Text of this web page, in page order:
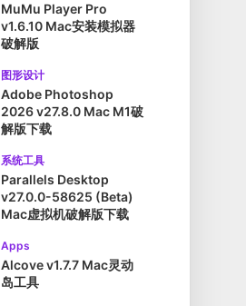
MuMu Player Pro
v1.6.10 Mac安装模拟器
破解版
图形设计
Adobe Photoshop
2026 v27.8.0 Mac M1破
解版下载
系统工具
Parallels Desktop
v27.0.0-58625 (Beta)
Mac虚拟机破解版下载
Apps
Alcove v1.7.7 Mac灵动
岛工具